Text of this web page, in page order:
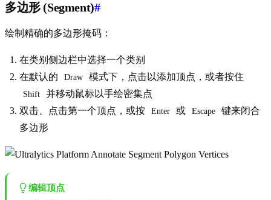
多边形 (Segment)#
绘制精确的多边形掩码：
在类别侧边栏中选择一个类别
在默认的
Draw 模式下，点击以添加顶点，或者按住
Shift
并移动鼠标以手绘密集点
双击、点击第一个顶点，或按
Enter 或 Escape
键来闭合
多边形
编辑顶点